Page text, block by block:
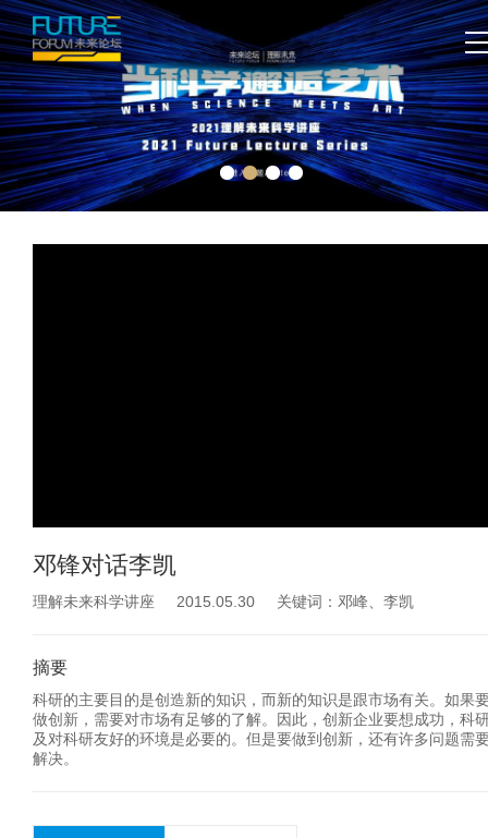
邓锋对话李凯
理解未来科学讲座 2015.05.30 关键词：邓峰、李凯
摘要
科研的主要目的是创造新的知识，而新的知识是跟市场有关。如果
做创新，需要对市场有足够的了解。因此，创新企业要想成功，科
及对科研友好的环境是必要的。但是要做到创新，还有许多问题需
解决。